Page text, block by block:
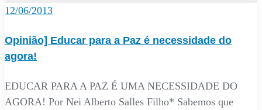
12/06/2013
Opinião] Educar para a Paz é necessidade do
agora!
EDUCAR PARA A PAZ É UMA NECESSIDADE DO
AGORA! Por Nei Alberto Salles Filho* Sabemos que